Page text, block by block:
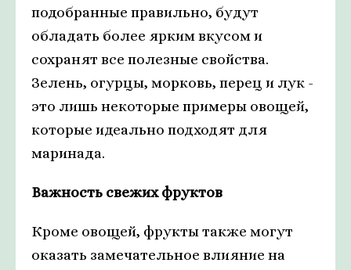
подобранные правильно, будут
обладать более ярким вкусом и
сохранят все полезные свойства.
Зелень, огурцы, морковь, перец и лук -
это лишь некоторые примеры овощей,
которые идеально подходят для
маринада.
Важность свежих фруктов
Кроме овощей, фрукты также могут
оказать замечательное влияние на